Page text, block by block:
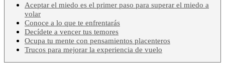
Aceptar el miedo es el primer paso para superar el miedo a
volar
Conoce a lo que te enfrentarás
Decídete a vencer tus temores
Ocupa tu mente con pensamientos placenteros
Trucos para mejorar la experiencia de vuelo